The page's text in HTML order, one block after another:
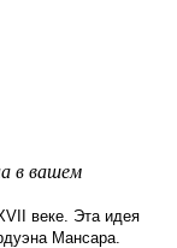
в вашем
веке. Эта идея
Мансара.